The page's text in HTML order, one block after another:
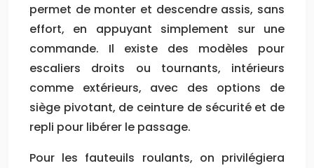
permet de monter et descendre assis, sans
effort, en appuyant simplement sur une
commande. Il existe des modèles pour
escaliers droits ou tournants, intérieurs
comme extérieurs, avec des options de
siège pivotant, de ceinture de sécurité et de
repli pour libérer le passage.
Pour les fauteuils roulants, on privilégiera